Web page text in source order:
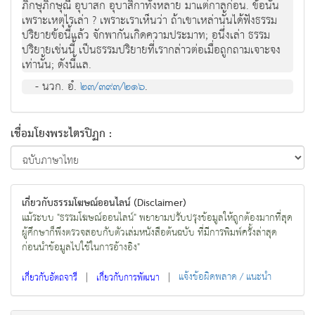
ภิกษุภิกษุณี อุบาสก อุบาสิกาทั้งหลาย มาแต่กาลก่อน. ข้อนั้น
เพราะเหตุไรเล่า ? เพราะเราเห็นว่า ถ้าเขาเหล่านั้นได้ฟังธรรม
ปริยายข้อนี้แล้ว จักพากันเกิดความประมาท; อนึ่งเล่า ธรรม
ปริยายเช่นนี้ เป็นธรรมปริยายที่เรากล่าวต่อเมื่อถูกถามเจาะจง
เท่านั้น; ดังนี้แล.
- นวก. อํ.๒๓/๓๙๓/๒๑๖.
เชื่อมโยงพระไตรปิฏก :
เกี่ยวกับธรรมโฆษณ์ออนไลน์ (Disclaimer)
แม้ระบบ "ธรรมโฆษณ์ออนไลน์" พยายามปรับปรุงข้อมูลให้ถูกต้องมากที่สุด
ผู้ศึกษาก็พึงตรวจสอบกับตัวเล่มหนังสือต้นฉบับ ที่มีการพิมพ์ครั้งล่าสุด
ก่อนนำข้อมูลไปใช้ในการอ้างอิง"
เกี่ยวกับอัตถจารี | เกี่ยวกับการพัฒนา | แจ้งข้อผิดพลาด / แนะนำ